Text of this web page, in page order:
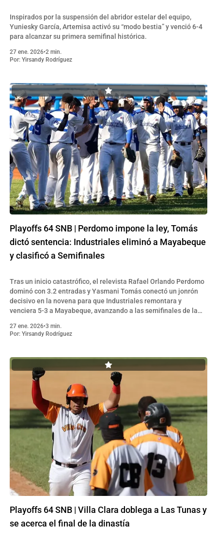
Inspirados por la suspensión del abridor estelar del equipo,
Yuniesky García, Artemisa activó su “modo bestia” y venció 6-4
para alcanzar su primera semifinal histórica.
27 ene. 2026•2 min.
Por: Yirsandy Rodríguez
Playoffs 64 SNB | Perdomo impone la ley, Tomás
dictó sentencia: Industriales eliminó a Mayabeque
y clasificó a Semifinales
Tras un inicio catastrófico, el relevista Rafael Orlando Perdomo
dominó con 3.2 entradas y Yasmani Tomás conectó un jonrón
decisivo en la novena para que Industriales remontara y
venciera 5-3 a Mayabeque, avanzando a las semifinales de la
27 ene. 2026•3 min.
Por: Yirsandy Rodríguez
Playoffs 64 SNB | Villa Clara doblega a Las Tunas y
se acerca el final de la dinastía